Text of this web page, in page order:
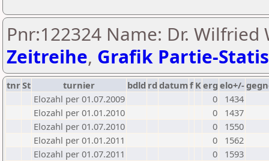
Pnr:122324 Name: Dr. Wilfried
Zeitreihe, Grafik Partie-
tnrSt turnier bdld rd datumf Kerg elo+/-
Elozahl per 01.07.2009
0
1434
Elozahl per 01.01.2010
0
1437
Elozahl per 01.07.2010
0
1550
Elozahl per 01.01.2011
0
1562
Elozahl per 01.07.2011
0
1593